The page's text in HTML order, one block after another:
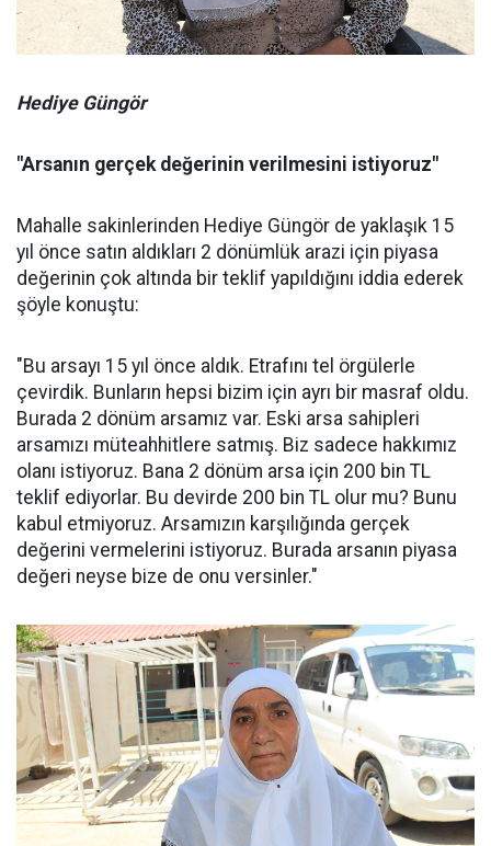
Hediye Güngör
"Arsanın gerçek değerinin verilmesini istiyoruz"
Mahalle sakinlerinden Hediye Güngör de yaklaşık 15
yıl önce satın aldıkları 2 dönümlük arazi için piyasa
değerinin çok altında bir teklif yapıldığını iddia ederek
şöyle konuştu:
"Bu arsayı 15 yıl önce aldık. Etrafını tel örgülerle
çevirdik. Bunların hepsi bizim için ayrı bir masraf oldu.
Burada 2 dönüm arsamız var. Eski arsa sahipleri
arsamızı müteahhitlere satmış. Biz sadece hakkımız
olanı istiyoruz. Bana 2 dönüm arsa için 200 bin TL
teklif ediyorlar. Bu devirde 200 bin TL olur mu? Bunu
kabul etmiyoruz. Arsamızın karşılığında gerçek
değerini vermelerini istiyoruz. Burada arsanın piyasa
değeri neyse bize de onu versinler."